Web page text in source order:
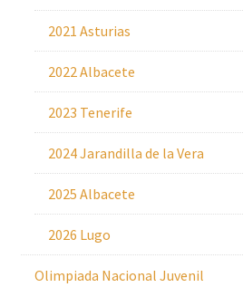
2021 Asturias
2022 Albacete
2023 Tenerife
2024 Jarandilla de la Vera
2025 Albacete
2026 Lugo
Olimpiada Nacional Juvenil